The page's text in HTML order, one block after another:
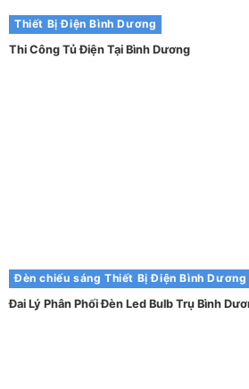
Thiết Bị Điện Bình Dương
Thi Công Tủ Điện Tại Bình Dương
Đèn chiếu sáng Thiết Bị Điện Bình Dương
Đai Lý Phân Phối Đèn Led Bulb Trụ Bình